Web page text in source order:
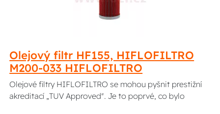
Olejový filtr HF155, HIFLOFILTRO
M200-033 HIFLOFILTRO
Olejové filtry HIFLOFILTRO se mohou pyšnit prestižní
akreditací „TUV Approved". Je to poprvé, co bylo